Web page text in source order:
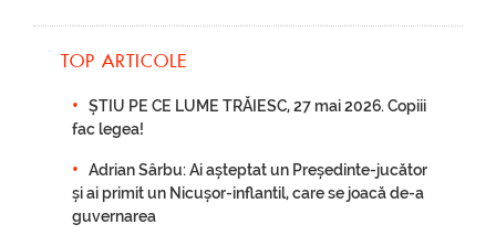
TOP ARTICOLE
ȘTIU PE CE LUME TRĂIESC, 27 mai 2026. Copiii
fac legea!
Adrian Sârbu: Ai așteptat un Președinte-jucător
și ai primit un Nicușor-inflantil, care se joacă de-a
guvernarea